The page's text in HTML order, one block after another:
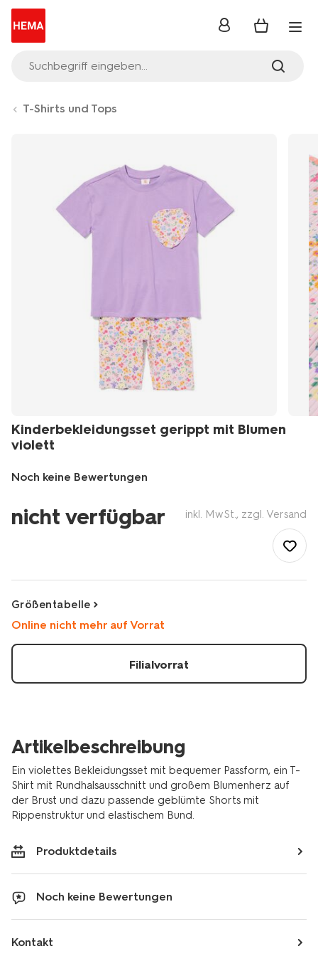
Suchbegriff eingeben...
Anmelden
T-Shirts und Tops
Kinderbekleidungsset gerippt mit Blumen
violett
Noch keine Bewertungen
de/kind/kinderkleidung/kindershirts-
kindertops/kinderbekleidungsset-
30848000PURPLE.html
nicht verfügbar inkl. MwSt., zzgl. Versand
Größentabelle
Online nicht mehr auf Vorrat
Filialvorrat
Artikelbeschreibung
Ein violettes Bekleidungsset mit bequemer Passform, ein T-
Shirt mit Rundhalsausschnitt und großem Blumenherz auf
der Brust und dazu passende geblümte Shorts mit
Rippenstruktur und elastischem Bund.
Produktdetails
Noch keine Bewertungen
Kontakt